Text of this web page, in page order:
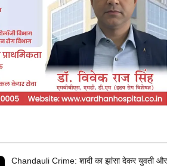
Chandauli Crime: शादी का झांसा देकर युवती और